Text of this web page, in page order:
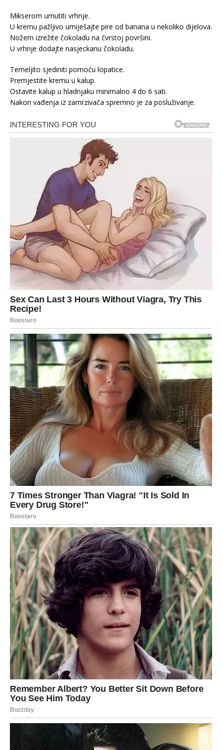
Mikserom umutiti vrhnje.
U kremu pažljivo umiješajte pire od banana u nekoliko dijelova.
Nožem izrežite čokoladu na čvrstoj površini.
U vrhnje dodajte nasjeckanu čokoladu.
Temeljito sjediniti pomoću lopatice.
Premjestite kremu u kalup.
Ostavite kalup u hladnjaku minimalno 4 do 6 sati.
Nakon vađenja iz zamrzivača spremno je za posluživanje.